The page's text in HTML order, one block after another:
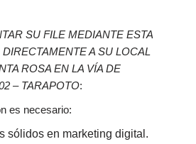
SU FILE MEDIANTE ESTA
A SU LOCAL
ROSA EN LA VÍA DE
– TARAPOTO:
es necesario:
sólidos en marketing digital.